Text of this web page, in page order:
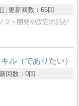
更新回数： 65回
フト開発や設定の話が
ル（でありたい）
回数： 0回